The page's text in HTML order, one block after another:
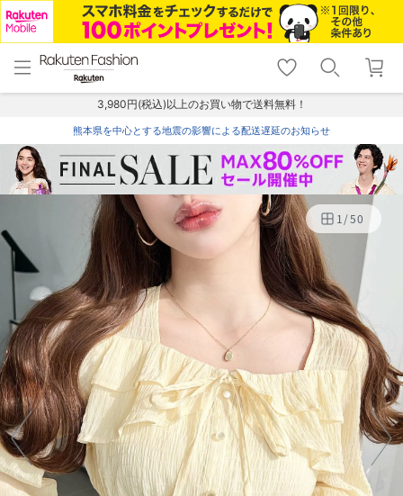
menu home
トップ
shopping_cart lock_outline
ログイン
3,980円(税込)以上のお買い物で送料無料！
熊本県を中心とする地震の影響による配送遅延のお知らせ
1/50